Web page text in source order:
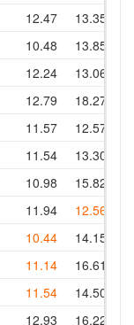
12.47 13.35
10.48 13.85
12.24 13.06
12.79 18.27
11.57 12.57
11.54 13.30
10.98 15.82
11.94 12.56
10.44 14.15
11.14 16.61
11.54 14.50
12.93 16.22